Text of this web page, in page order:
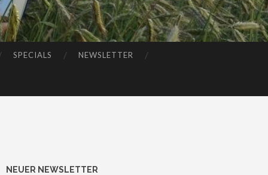
SPECIALS NEWSLETTER
NEUER NEWSLETTER